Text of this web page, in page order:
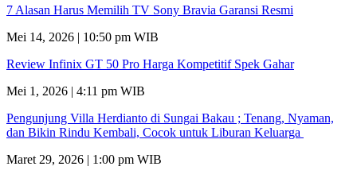
7 Alasan Harus Memilih TV Sony Bravia Garansi Resmi
Mei 14, 2026 | 10:50 pm WIB
Review Infinix GT 50 Pro Harga Kompetitif Spek Gahar
Mei 1, 2026 | 4:11 pm WIB
Pengunjung Villa Herdianto di Sungai Bakau ; Tenang, Nyaman,
dan Bikin Rindu Kembali, Cocok untuk Liburan Keluarga
Maret 29, 2026 | 1:00 pm WIB